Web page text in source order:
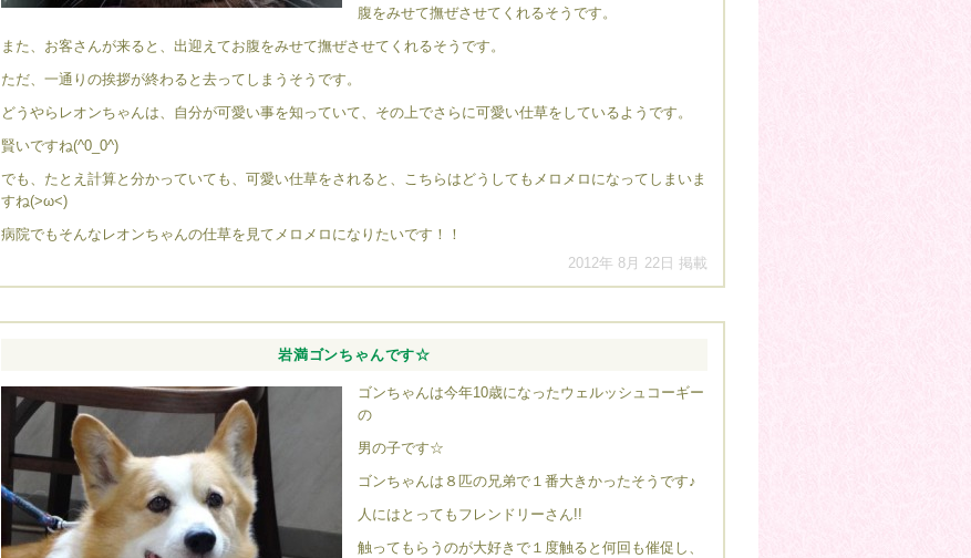
腹をみせて撫ぜさせてくれるそうです。
また、お客さんが来ると、出迎えてお腹をみせて撫ぜさせてくれるそうです。
ただ、一通りの挨拶が終わると去ってしまうそうです。
どうやらレオンちゃんは、自分が可愛い事を知っていて、その上でさらに可愛い仕草をしているようです。
賢いですね(^0_0^)
でも、たとえ計算と分かっていても、可愛い仕草をされると、こちらはどうしてもメロメロになってしまいま
すね(>ω<)
病院でもそんなレオンちゃんの仕草を見てメロメロになりたいです！！
2012年 8月 22日 掲載
岩満ゴンちゃんです☆
ゴンちゃんは今年10歳になったウェルッシュコーギー
の
男の子です☆
ゴンちゃんは８匹の兄弟で１番大きかったそうです♪
人にはとってもフレンドリーさん!!
触ってもらうのが大好きで１度触ると何回も催促し、